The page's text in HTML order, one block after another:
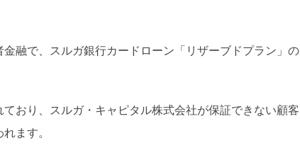
融で、スルガ銀行カードローン「リザーブドプラン」の
おり、スルガ・キャピタル株式会社が保証できない顧客
ます。